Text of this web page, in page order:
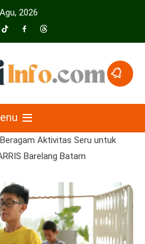
2026
Beragam Aktivitas Seru untuk
Barelang Batam